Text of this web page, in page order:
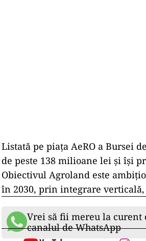
Listată pe piața AeRO a Bursei
de peste 138 milioane lei și își
Obiectivul Agroland este
în 2030, prin integrare
Vrei să fii mereu la curent
canalul de WhatsApp